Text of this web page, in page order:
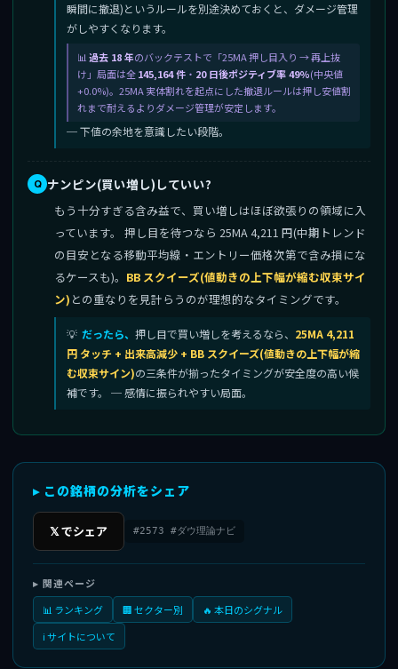
瞬間に撤退)というルールを別途決めておくと、ダメージ管理
がしやすくなります。
過去 18 年のバックテストで「25MA 押し目入り → 再上抜
け」局面は全145,164 件 ・ 20 日後ポジティブ率 49%(中央値
+0.0%)。25MA 実体割れを起点にした撤退ルールは押し安値割
れまで耐えるよりダメージ管理が安定します。
─ 下値の余地を意識したい段階。
ナンピン(買い増し)していい?
もう十分すぎる含み益で、買い増しはほぼ欲張りの領域に入
っています。 押し目を待つなら 25MA 4,211 円(中期トレンド
の目安となる移動平均線・エントリー価格次第で含み損にな
るケースも)。 BB スクイーズ(値動きの上下幅が縮む収束サイ
ン) との重なりを見計らうのが理想的なタイミングです。
だったら、 押し目で買い増しを考えるなら、 25MA 4,211
円 タッチ + 出来高減少 + BB スクイーズ(値動きの上下幅が縮
む収束サイン)の三条件が揃ったタイミングが安全度の高い候
補です。 ─ 感情に振られやすい局面。
▸ この銘柄の分析をシェア
𝕏 でシェア #2573 #ダウ理論ナビ
▸ 関連ページ
📊 ランキング
🏢 セクター別
🔥 本日のシグナル
ℹ️ サイトについて